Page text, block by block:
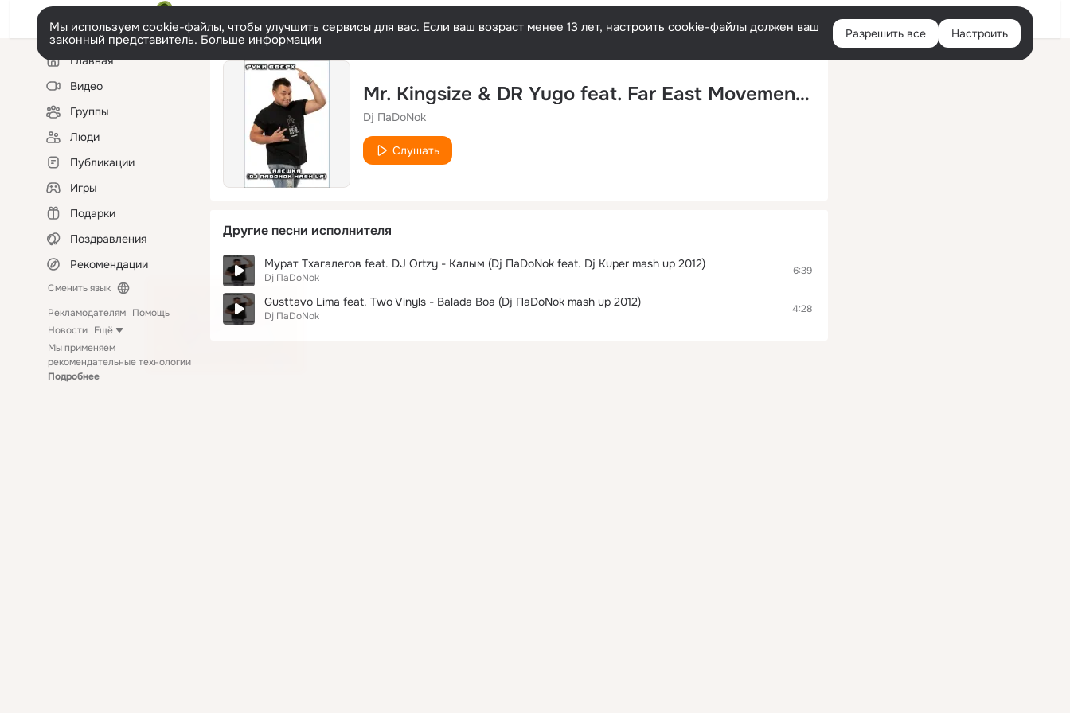
Войти
Мы используем cookie-файлы, чтобы улучшить сервисы для вас. Если ваш возраст менее 13 лет, настроить cookie-файлы должен ваш
законный представитель. Больше информации Разрешить все Настроить
Левая
колонкаГлавная
Видео
Группы
Люди
Публикации
Игры
Подарки
Поздравления
Рекомендации
Сменить язык
Рекламодателям Помощь
Новости Ещё
Мы применяем
рекомендательные технологии
Подробнее
Mr. Kingsize & DR Yugo feat. Far East Movement, Cover Drive & Pavel Bumov - Le Papapa Style feat. Turn Up The Love (Dj ПaDoNok Mash Up 2012)
Dj ПaDoNok
Слушать
Другие песни исполнителя
Мурат Тхагалегов feat. DJ Ortzy - Калым (Dj ПaDoNok feat. Dj Kuper mash up 2012)
Dj ПaDoNok
6:39
Gusttavo Lima feat. Two Vinyls - Balada Boa (Dj ПaDoNok mash up 2012)
Dj ПaDoNok
4:28